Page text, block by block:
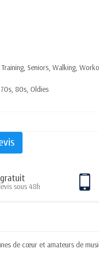
Seniors, Walking,
80s, Oldies
sous 48h
de cœur et amateurs de